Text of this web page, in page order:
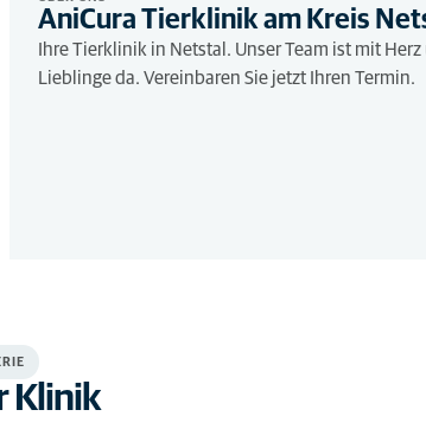
AniCura Tierklinik am Kreis
Ihre Tierklinik in Netstal. Unser Team ist mit Herz
Lieblinge da. Vereinbaren Sie jetzt Ihren Termin.
Klinik